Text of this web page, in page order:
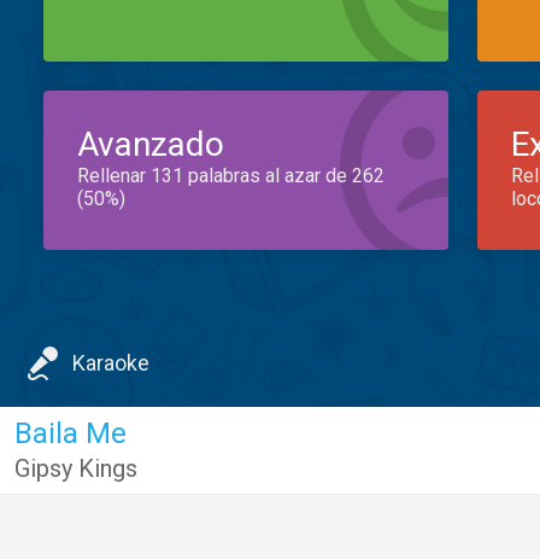
Avanzado
Rellenar 131 palabras al azar de 262
(50%)
Karaoke
Baila Me
Gipsy Kings